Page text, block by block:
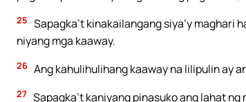
25 Sapagka’t kinakailangang siya’y maghari
niyang mga kaaway.
26 Ang kahulihulihang kaaway na lilipulin ay
27 Sapagka’t kaniyang pinasuko ang lahat